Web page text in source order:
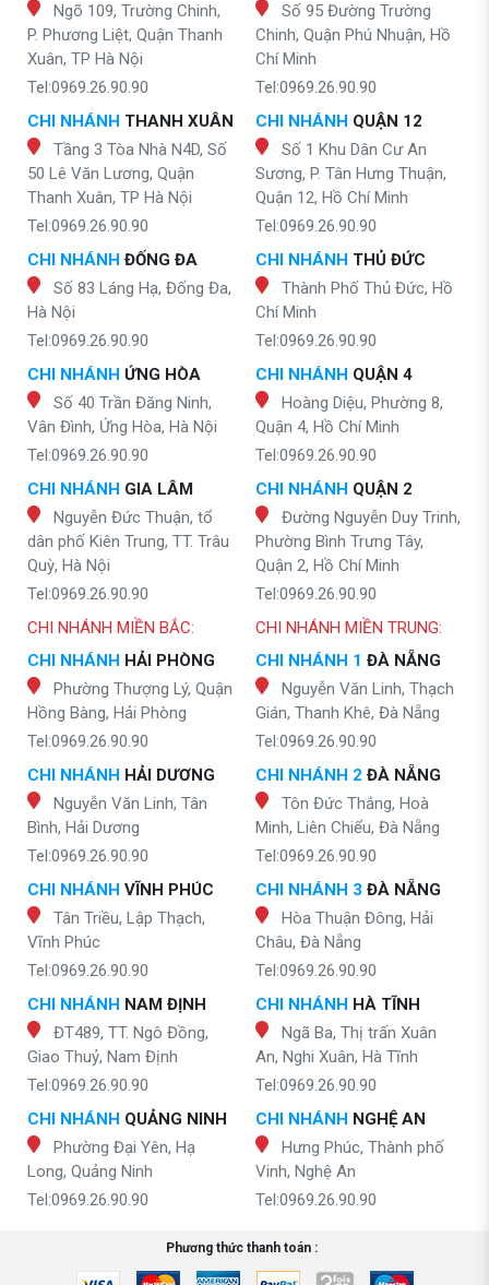
Ngõ 109, Trường Chinh,
P. Phương Liệt, Quận Thanh
Xuân, TP Hà Nội
Tel:0969.26.90.90
CHI NHÁNH THANH XUÂN
Tầng 3 Tòa Nhà N4D, Số
50 Lê Văn Lương, Quận
Thanh Xuân, TP Hà Nội
Tel:0969.26.90.90
CHI NHÁNH ĐỐNG ĐA
Số 83 Láng Hạ, Đống Đa,
Hà Nội
Tel:0969.26.90.90
CHI NHÁNH ỨNG HÒA
Số 40 Trần Đăng Ninh,
Vân Đình, Ứng Hòa, Hà Nội
Tel:0969.26.90.90
CHI NHÁNH GIA LÂM
Nguyễn Đức Thuận, tổ
dân phố Kiên Trung, TT. Trâu
Quỳ, Hà Nội
Tel:0969.26.90.90
Số 95 Đường Trường
Chinh, Quận Phú Nhuận, Hồ
Chí Minh
Tel:0969.26.90.90
CHI NHÁNH QUẬN 12
Số 1 Khu Dân Cư An
Sương, P. Tân Hưng Thuận,
Quận 12, Hồ Chí Minh
Tel:0969.26.90.90
CHI NHÁNH THỦ ĐỨC
Thành Phố Thủ Đức, Hồ
Chí Minh
Tel:0969.26.90.90
CHI NHÁNH QUẬN 4
Hoàng Diệu, Phường 8,
Quận 4, Hồ Chí Minh
Tel:0969.26.90.90
CHI NHÁNH QUẬN 2
Đường Nguyễn Duy Trinh,
Phường Bình Trưng Tây,
Quận 2, Hồ Chí Minh
Tel:0969.26.90.90
CHI NHÁNH MIỀN BẮC:
CHI NHÁNH HẢI PHÒNG
Phường Thượng Lý, Quận
Hồng Bàng, Hải Phòng
Tel:0969.26.90.90
CHI NHÁNH HẢI DƯƠNG
Nguyễn Văn Linh, Tân
Bình, Hải Dương
Tel:0969.26.90.90
CHI NHÁNH VĨNH PHÚC
Tân Triều, Lập Thạch,
Vĩnh Phúc
Tel:0969.26.90.90
CHI NHÁNH NAM ĐỊNH
ĐT489, TT. Ngô Đồng,
Giao Thuỷ, Nam Định
Tel:0969.26.90.90
CHI NHÁNH QUẢNG NINH
Phường Đại Yên, Hạ
Long, Quảng Ninh
Tel:0969.26.90.90
CHI NHÁNH MIỀN TRUNG:
CHI NHÁNH 1 ĐÀ NẴNG
Nguyễn Văn Linh, Thạch
Gián, Thanh Khê, Đà Nẵng
Tel:0969.26.90.90
CHI NHÁNH 2 ĐÀ NẴNG
Tôn Đức Thắng, Hoà
Minh, Liên Chiểu, Đà Nẵng
Tel:0969.26.90.90
CHI NHÁNH 3 ĐÀ NẴNG
Hòa Thuận Đông, Hải
Châu, Đà Nẵng
Tel:0969.26.90.90
CHI NHÁNH HÀ TĨNH
Ngã Ba, Thị trấn Xuân
An, Nghi Xuân, Hà Tĩnh
Tel:0969.26.90.90
CHI NHÁNH NGHỆ AN
Hưng Phúc, Thành phố
Vinh, Nghệ An
Tel:0969.26.90.90
Phương thức thanh toán :